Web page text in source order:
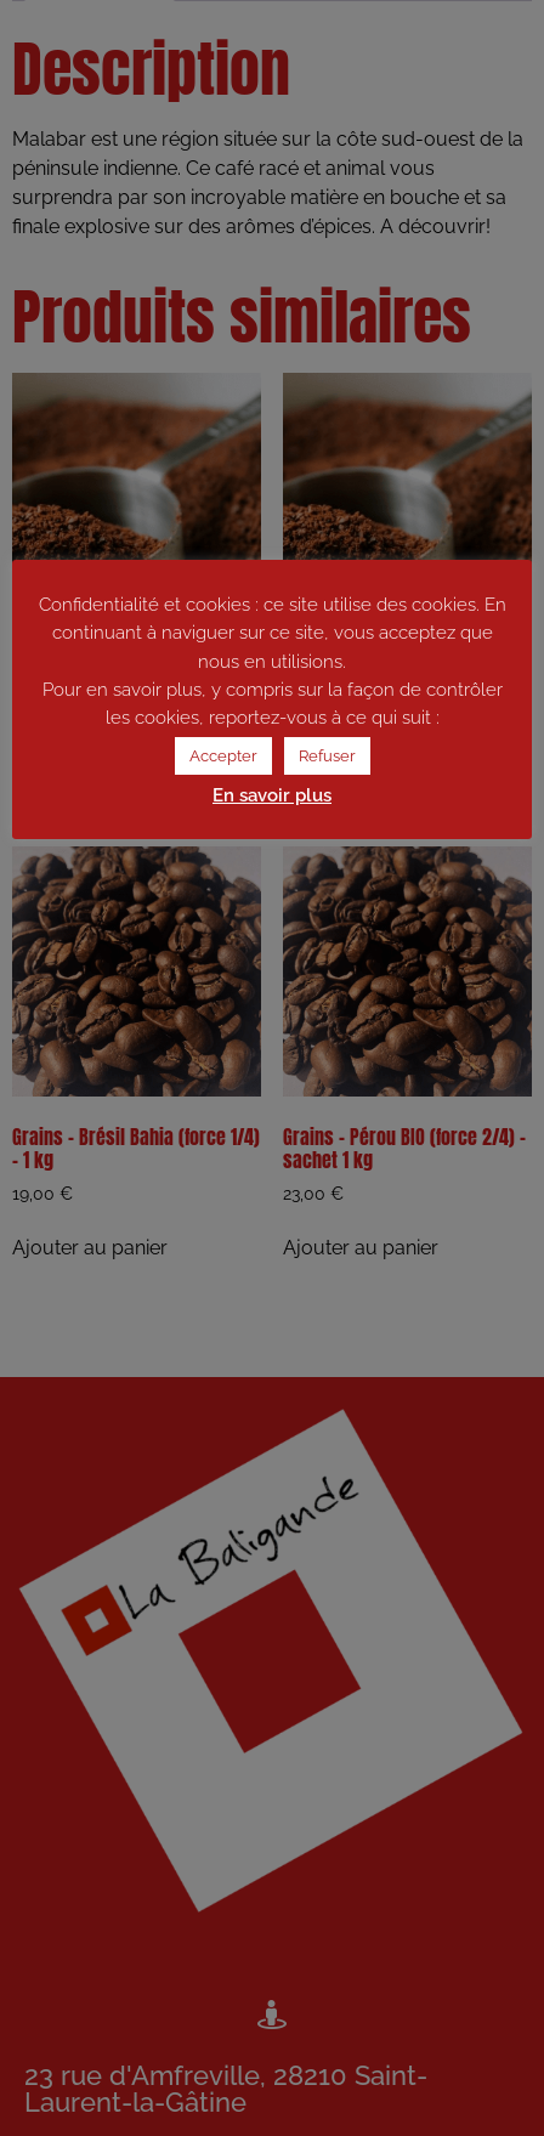
Description
Malabar est une région située sur la côte sud-ouest de la
péninsule indienne. Ce café racé et animal vous
surprendra par son incroyable matière en bouche et sa
finale explosive sur des arômes d’épices. A découvrir!
Produits similaires
Moulu – Pérou BIO (force 2/4) – Moulu – Ethiopie Moka Sidamo
(force 2/4) – 1 kg
31,00 €
Ajouter au panier
Grains – Brésil Bahia (force 1/4)
– 1 kg
19,00 €
Ajouter au panier
Grains – Pérou BIO (force 2/4) –
sachet 1 kg
23,00 €
Ajouter au panier
23 rue d'Amfreville, 28210 Saint-
Laurent-la-Gâtine
Confidentialité et cookies : ce site utilise des cookies. En
continuant à naviguer sur ce site, vous acceptez que
nous en utilisions.
Pour en savoir plus, y compris sur la façon de contrôler
les cookies, reportez-vous à ce qui suit :
Accepter Refuser
En savoir plus